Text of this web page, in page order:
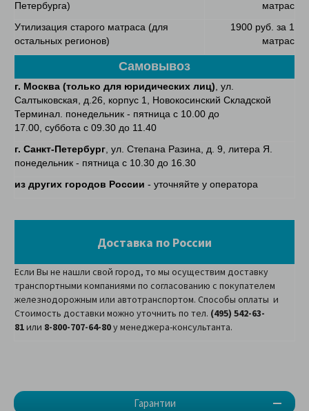
Гарантии
Петербурга)
матрас
Утилизация старого матраса (для
остальных регионов)
1900 руб. за 1
матрас
Самовывоз
г. Москва (только для юридических лиц), ул.
Салтыковская, д.26, корпус 1, Новокосинский Складской
Терминал. понедельник - пятница с 10.00 до
17.00, суббота с 09.30 до 11.40
г. Санкт-Петербург, ул. Степана Разина, д. 9, литера Я.
понедельник - пятница с 10.30 до 16.30
из других городов России - уточняйте у оператора
Доставка по России
Если Вы не нашли свой город, то мы осуществим доставку
транспортными компаниями по согласованию с покупателем
железнодорожным или автотранспортом. Способы оплаты и
Стоимость доставки можно уточнить по тел. (495) 542-63-
81или 8-800-707-64-80у менеджера-консультанта.